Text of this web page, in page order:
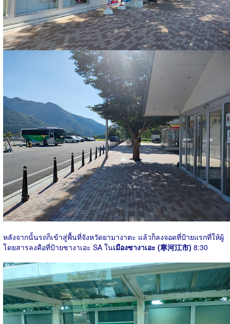
หลังจากนั้นรถก็เข้าสู่พื้นที่จังหวัดยามางาตะ แล้วก็ลงจอดที่ป้ายแรกที่ให้ผู้
โดยสารลงคือที่ป้ายซางาเอะ SA ในเมืองซางาเอะ (寒河江市) 8:30